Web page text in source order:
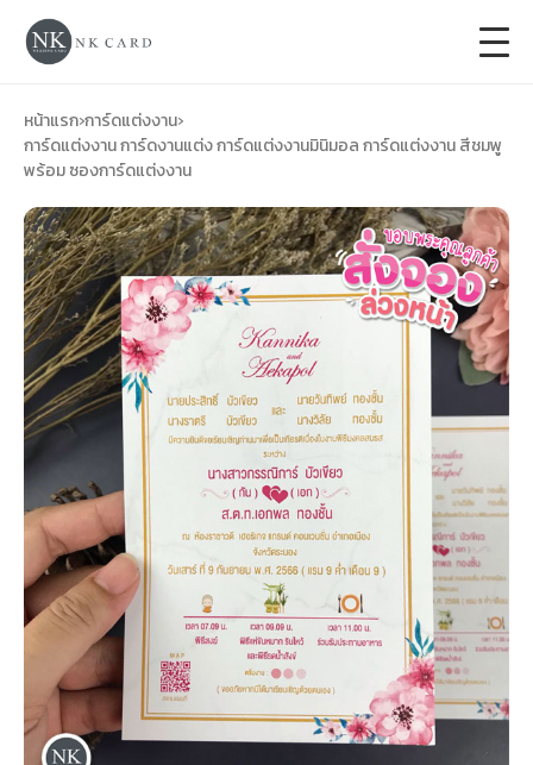
การ์ดแต่งงาน
ของชำร่วยงานแต่ง
ของรับไหว้ +
ป้ายของชำร่วยงานแต่ง +
การ์ดงานบวช
การ์ดขึ้นบ้านใหม่
ซองเปล่า
รับพิมพ์หน้าซอง
Wax Seal Sticker | สติกเกอร์ตราครั่งปิดซอง
การ์ดแต่งงานออนไลน์
รีวิว
หน้าแรก›การ์ดแต่งงาน›
การ์ดแต่งงาน การ์ดงานแต่ง การ์ดแต่งงานมินิมอล การ์ดแต่งงาน สีชมพู
พร้อม ซองการ์ดแต่งงาน